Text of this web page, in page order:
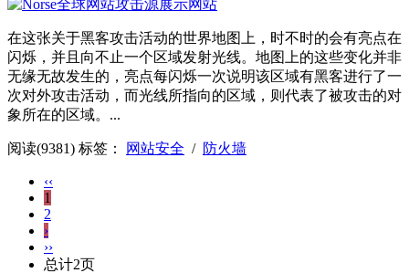
在这张关于黑客攻击活动的世界地图上，时不时的会有亮点在
闪烁，并且向不止一个区域发射光线。地图上的这些变化并非
无缘无故发生的，亮点每闪烁一次说明该区域有黑客进行了一
次对外攻击活动，而光线所指向的区域，则代表了被攻击的对
象所在的区域。...
阅读(9381) 标签： 网站安全 / 防火墙
‹‹
1
2
›
››
总计2页